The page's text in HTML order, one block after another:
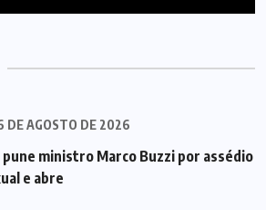
DE AGOSTO DE 2026
pune ministro Marco Buzzi por assédio
e abre